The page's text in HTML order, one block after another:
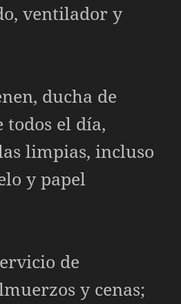
ventilador y
ducha de
todos el día,
limpias, incluso
y papel
de
y cenas;